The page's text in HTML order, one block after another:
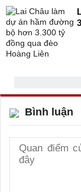
Bình luận